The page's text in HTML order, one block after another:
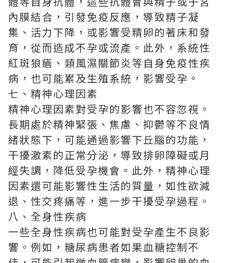
內膜結合，引發免疫反應，導致精子凝
集、活力下降，或影響受精卵的著床和發
育，從而造成不孕或流產。此外，系統性
紅斑狼瘡、類風濕關節炎等自身免疫性疾
病，也可能累及生殖系統，影響受孕。
七、精神心理因素
精神心理因素對受孕的影響也不容忽視。
長期處於精神緊張、焦慮、抑鬱等不良情
緒狀態下，可能通過影響下丘腦的功能，
干擾激素的正常分泌，導致排卵障礙或月
經失調，降低受孕機會。此外，精神心理
因素還可能影響性生活的質量，如性欲減
退、性交疼痛等，進一步干擾受孕過程。
八、全身性疾病
一些全身性疾病也可能對受孕產生不良影
響。例如，糖尿病患者如果血糖控制不